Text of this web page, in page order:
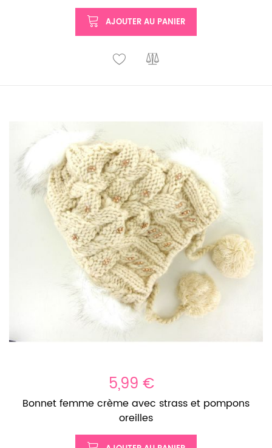
AJOUTER AU PANIER
5,99 €
Bonnet femme crème avec strass et pompons
oreilles